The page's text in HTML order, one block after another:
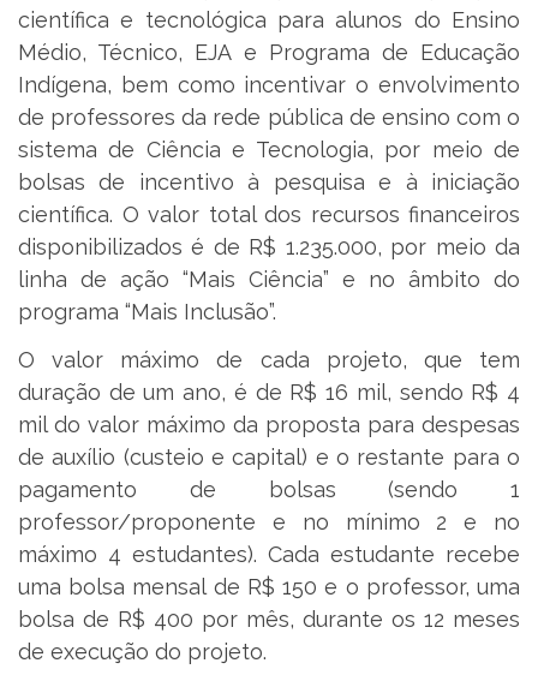
científica e tecnológica para alunos do Ensino
Médio, Técnico, EJA e Programa de Educação
Indígena, bem como incentivar o envolvimento
de professores da rede pública de ensino com o
sistema de Ciência e Tecnologia, por meio de
bolsas de incentivo à pesquisa e à iniciação
científica. O valor total dos recursos financeiros
disponibilizados é de R$ 1.235.000, por meio da
linha de ação “Mais Ciência” e no âmbito do
programa “Mais Inclusão”.
O valor máximo de cada projeto, que tem
duração de um ano, é de R$ 16 mil, sendo R$ 4
mil do valor máximo da proposta para despesas
de auxílio (custeio e capital) e o restante para o
pagamento de bolsas (sendo 1
professor/proponente e no mínimo 2 e no
máximo 4 estudantes). Cada estudante recebe
uma bolsa mensal de R$ 150 e o professor, uma
bolsa de R$ 400 por mês, durante os 12 meses
de execução do projeto.